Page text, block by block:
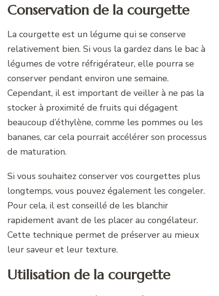
Conservation de la courgette
La courgette est un légume qui se conserve
relativement bien. Si vous la gardez dans le bac à
légumes de votre réfrigérateur, elle pourra se
conserver pendant environ une semaine.
Cependant, il est important de veiller à ne pas la
stocker à proximité de fruits qui dégagent
beaucoup d’éthylène, comme les pommes ou les
bananes, car cela pourrait accélérer son processus
de maturation.
Si vous souhaitez conserver vos courgettes plus
longtemps, vous pouvez également les congeler.
Pour cela, il est conseillé de les blanchir
rapidement avant de les placer au congélateur.
Cette technique permet de préserver au mieux
leur saveur et leur texture.
Utilisation de la courgette